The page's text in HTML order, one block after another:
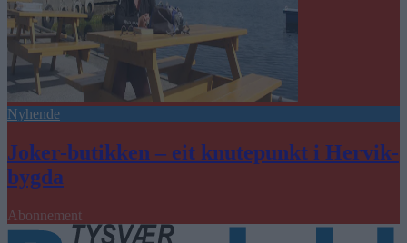
Nyhende
Joker-butikken – eit knutepunkt i Hervik-
bygda
Abonnement